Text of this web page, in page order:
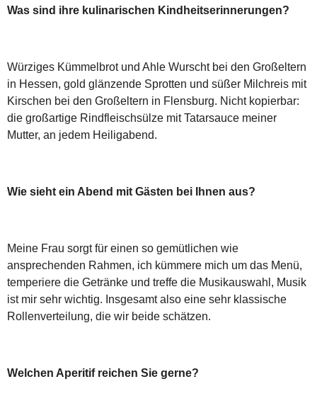
Was sind ihre kulinarischen Kindheitserinnerungen?
Würziges Kümmelbrot und Ahle Wurscht bei den Großeltern
in Hessen, gold glänzende Sprotten und süßer Milchreis mit
Kirschen bei den Großeltern in Flensburg. Nicht kopierbar:
die großartige Rindfleischsülze mit Tatarsauce meiner
Mutter, an jedem Heiligabend.
Wie sieht ein Abend mit Gästen bei Ihnen aus?
Meine Frau sorgt für einen so gemütlichen wie
ansprechenden Rahmen, ich kümmere mich um das Menü,
temperiere die Getränke und treffe die Musikauswahl, Musik
ist mir sehr wichtig. Insgesamt also eine sehr klassische
Rollenverteilung, die wir beide schätzen.
Welchen Aperitif reichen Sie gerne?